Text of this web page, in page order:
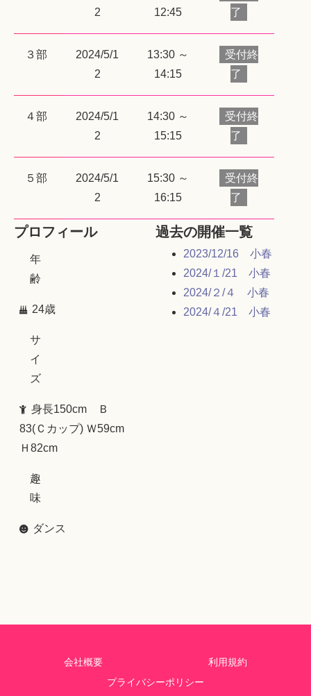
2
12:45
了
３部
2024/5/1
2
13:30 ～
14:15
受付終
了
４部
2024/5/1
2
14:30 ～
15:15
受付終
了
５部
2024/5/1
2
15:30 ～
16:15
受付終
了
プロフィール
年
齢
24歳
サ
イ
ズ
身長150cm Ｂ
83(Ｃカップ) Ｗ59cm
Ｈ82cm
趣
味
ダンス
過去の開催一覧
2023/12/16 小春
2024/１/21 小春
2024/２/４ 小春
2024/４/21 小春
会社概要
利用規約
プライバシーポリシー